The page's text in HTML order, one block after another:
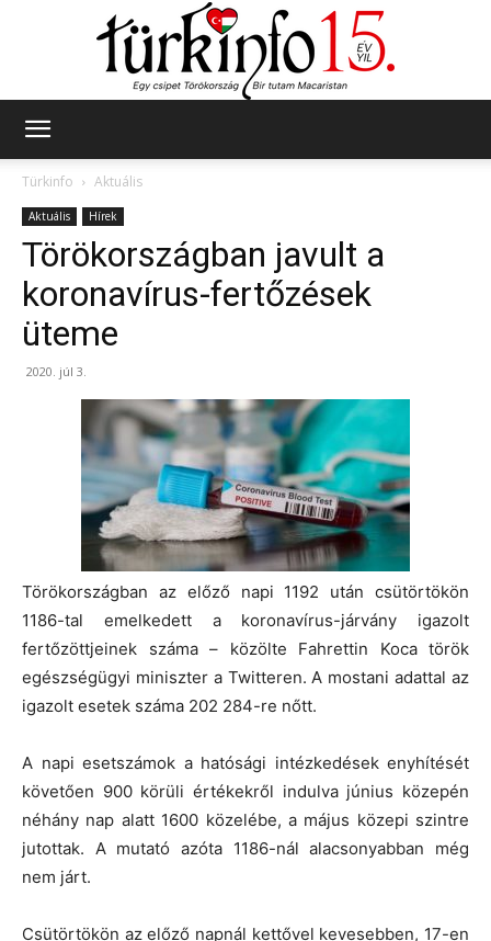
Türkinfo
Aktuális
Aktuális Hírek
Törökországban javult a
koronavírus-fertőzések
üteme
2020. júl 3.
Törökországban az előző napi 1192 után csütörtökön
1186-tal emelkedett a koronavírus-járvány igazolt
fertőzöttjeinek száma – közölte Fahrettin Koca török
egészségügyi miniszter a Twitteren. A mostani adattal az
igazolt esetek száma 202 284-re nőtt.
A napi esetszámok a hatósági intézkedések enyhítését
követően 900 körüli értékekről indulva június közepén
néhány nap alatt 1600 közelébe, a május közepi szintre
jutottak. A mutató azóta 1186-nál alacsonyabban még
nem járt.
Csütörtökön az előző napnál kettővel kevesebben, 17-en